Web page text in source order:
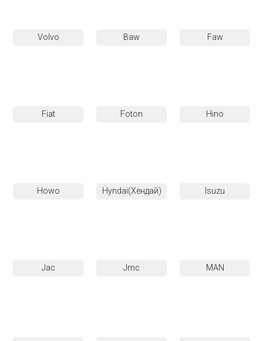
Volvo Baw Faw
Fiat Foton Hino
Howo Hyndai(Хендай) Isuzu
Jac Jmc MAN